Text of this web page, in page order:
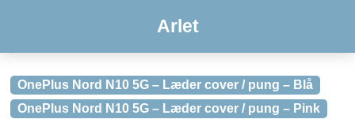
Arlet
OnePlus Nord N10 5G – Læder cover / pung – Blå
OnePlus Nord N10 5G – Læder cover / pung – Pink